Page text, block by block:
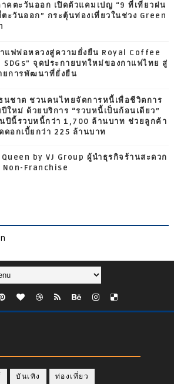
คตะวันออก เปิดตัวแคมเปญ “9 ที่เที่ยวฝน
ะวันออก” กระตุ้นท่องเที่ยวในช่วง Green
าแฟพ่อหลวงสู่ความยั่งยืน Royal Coffee
SDGs” จุดประกายบทใหม่ของกาแฟไทย สู่
ยการพัฒนาที่ยั่งยืน
นชาต ชวนคนไทยจัดการหนี้เพื่อชีวิตการ
ปีใหม่ ด้วยบริการ “รวบหนี้เป็นก้อนเดียว”
ปีนี้รวบหนี้กว่า 1,700 ล้านบาท ช่วยลูกค้า
ดอกเบี้ยกว่า 225 ล้านบาท
Queen by VJ Group ผู้นำธุรกิจร้านสะดวก
Non-Franchise
บันเทิง ท่องเที่ยว